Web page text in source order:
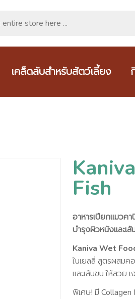
เคล็ดลับสำหรับสัตว์เลี้ยง
Fish
อาหารเปียกแมวค
บำรุงผิวหนังและเ
Kaniva Wet
ในเยลลี่ สูตรผสมค
และเส้นขน ให้สวย
พิเศษ! มี Collagen